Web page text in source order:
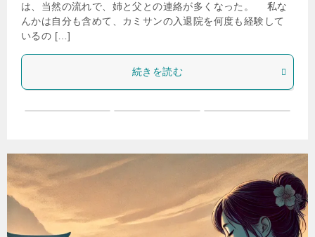
は、当然の流れで、姉と父との連絡が多くなった。 私な
んかは自分も含めて、カミサンの入退院を何度も経験して
いるの […]
続きを読む